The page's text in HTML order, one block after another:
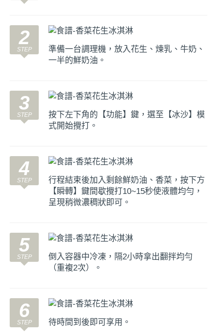
2
準備一台調理機，放入花生、煉乳、牛奶、
一半的鮮奶油。
3
按下左下角的【功能】鍵，選至【冰沙】模
式開始攪打。
4
行程結束後加入剩餘鮮奶油、香菜，按下方
【瞬轉】鍵間歇攪打10~15秒使液體均勻，
呈現稍微濃稠狀即可。
5
倒入容器中冷凍，隔2小時拿出翻拌均勻
（重複2次）。
6
待時間到後即可享用。